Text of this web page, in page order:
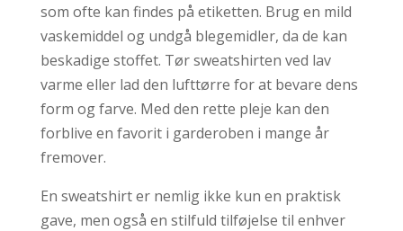
som ofte kan findes på etiketten. Brug en mild
vaskemiddel og undgå blegemidler, da de kan
beskadige stoffet. Tør sweatshirten ved lav
varme eller lad den lufttørre for at bevare dens
form og farve. Med den rette pleje kan den
forblive en favorit i garderoben i mange år
fremover.
En sweatshirt er nemlig ikke kun en praktisk
gave, men også en stilfuld tilføjelse til enhver